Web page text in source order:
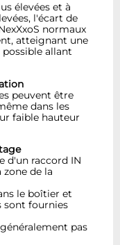
élevées et à
l'écart de
normaux
atteignant une
allant
peuvent être
dans les
faible hauteur
d'un raccord IN
zone de la
le boîtier et
sont fournies
pas